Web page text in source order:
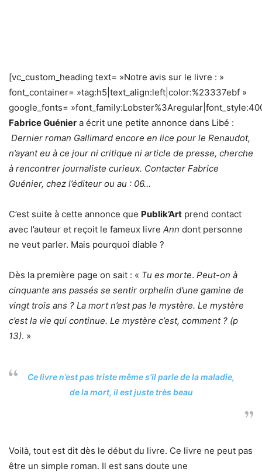
[vc_custom_heading text= »Notre avis sur le livre : »
font_container= »tag:h5|text_align:left|color:%23337ebf »
google_fonts=
Fabrice Guénier a écrit une petite annonce dans Libé :
Dernier roman Gallimard encore en lice pour le Renaudot,
n’ayant eu à ce jour ni critique ni article de presse, cherche
à rencontrer journaliste curieux. Contacter Fabrice
Guénier, chez l’éditeur ou au : 06…
C’est suite à cette annonce que Publik’Art prend contact
avec l’auteur et reçoit le fameux livre Ann dont personne
ne veut parler. Mais pourquoi diable ?
Dès la première page on sait : « Tu es morte. Peut-on à
cinquante ans passés se sentir orphelin d’une gamine de
vingt trois ans ? La mort n’est pas le mystère. Le mystère
c’est la vie qui continue. Le mystère c’est, comment ? (p
13). »
Ce livre n’est pas triste même s’il parle de la maladie,
de la mort, il est juste très beau
Voilà, tout est dit dès le début du livre. Ce livre ne peut pas
être un simple roman. Il est sans doute une